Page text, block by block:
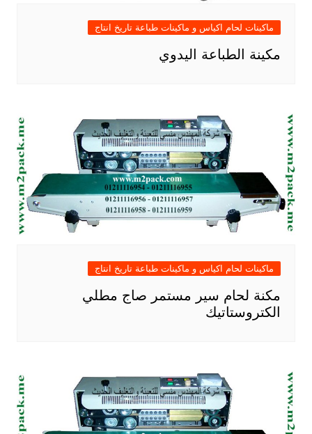
ماكينات لحام اكياس و ماكينات طباعة تاريخ انتاج
مكينة الطباعة اليدوي
ماكينات لحام اكياس و ماكينات طباعة تاريخ انتاج
مكنة لحام سير مستمر صاج مطلي
الكتروستاتيك